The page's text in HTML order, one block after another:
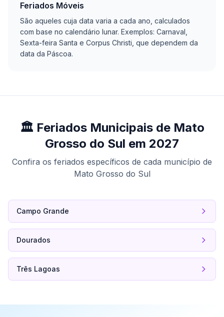
Feriados Móveis
São aqueles cuja data varia a cada ano, calculados
com base no calendário lunar. Exemplos: Carnaval,
Sexta-feira Santa e Corpus Christi, que dependem da
data da Páscoa.
🏛️ Feriados Municipais de Mato
Grosso do Sul em 2027
Confira os feriados específicos de cada município de
Mato Grosso do Sul
Campo Grande
Dourados
Três Lagoas